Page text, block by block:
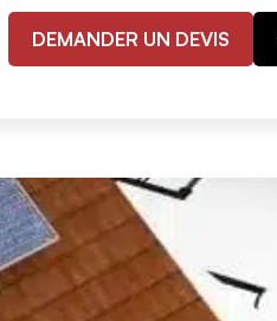
DEMANDER UN DEVIS